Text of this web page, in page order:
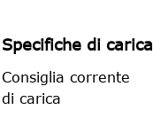
Specifiche di carica
Consiglia corrente
di carica